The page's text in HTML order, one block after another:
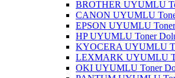
BROTHER UYUMLU
CANON UYUMLU
EPSON UYUMLU
HP UYUMLU Toner
KYOCERA UYUMLU
LEXMARK UYUMLU
OKI UYUMLU Toner